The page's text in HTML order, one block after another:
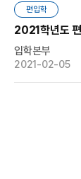
편입학
2021학년도
입학본부
2021-02-05